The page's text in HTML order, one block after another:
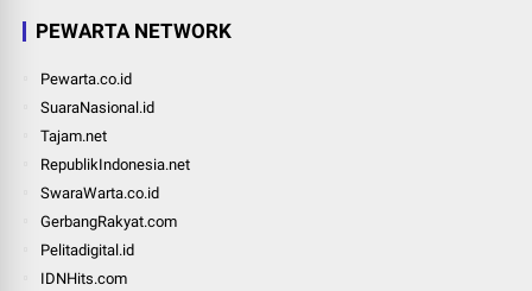
PEWARTA NETWORK
Pewarta.co.id
SuaraNasional.id
Tajam.net
RepublikIndonesia.net
SwaraWarta.co.id
GerbangRakyat.com
Pelitadigital.id
IDNHits.com